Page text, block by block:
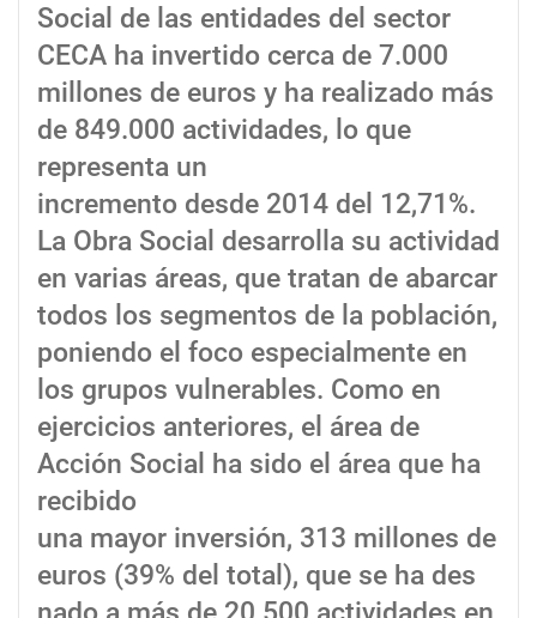
Social de las entidades del sector
CECA ha invertido cerca de 7.000
millones de euros y ha realizado más
de 849.000 actividades, lo que
representa un
incremento desde 2014 del 12,71%.
La Obra Social desarrolla su actividad
en varias áreas, que tratan de abarcar
todos los segmentos de la población,
poniendo el foco especialmente en
los grupos vulnerables. Como en
ejercicios anteriores, el área de
Acción Social ha sido el área que ha
recibido
una mayor inversión, 313 millones de
euros (39% del total), que se ha des